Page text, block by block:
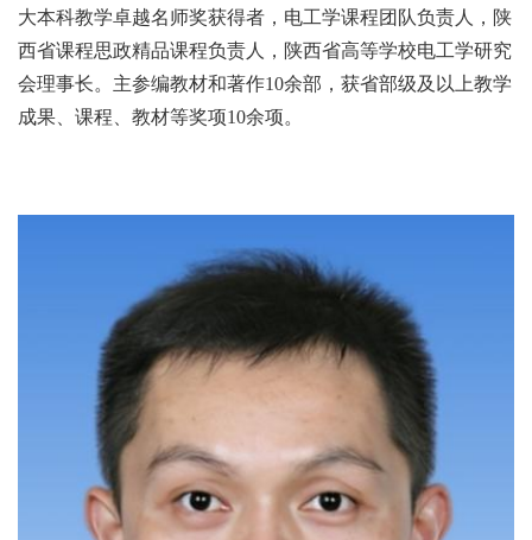
大本科教学卓越名师奖获得者，电工学课程团队负责人，陕
西省课程思政精品课程负责人，陕西省高等学校电工学研究
会理事长。主参编教材和著作10余部，获省部级及以上教学
成果、课程、教材等奖项10余项。